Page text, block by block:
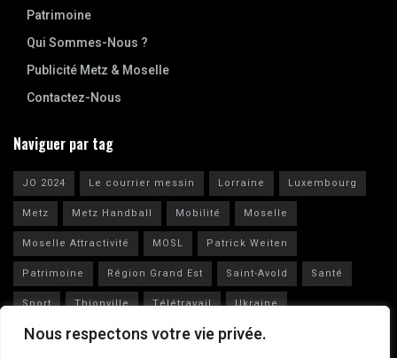
Nous respectons votre vie privée.
Patrimoine
Qui Sommes-Nous ?
Publicité Metz & Moselle
Contactez-Nous
Naviguer par tag
JO 2024 Le courrier messin Lorraine
Luxembourg
Metz
Metz Handball Mobilité
Moselle
Moselle Attractivité
MOSL
Patrick Weiten
Patrimoine
Région Grand Est Saint-Avold
Santé
Sport
Thionville Télétravail
Ukraine
Vianney Huguenot
Ville de Metz